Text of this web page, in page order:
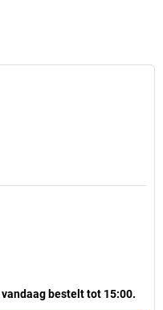
vandaag bestelt tot 15:00.